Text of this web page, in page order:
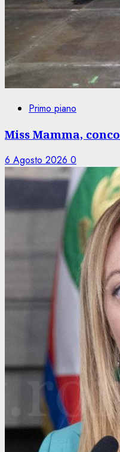
Primo piano
Miss Mamma,
6 Agosto 2026 0